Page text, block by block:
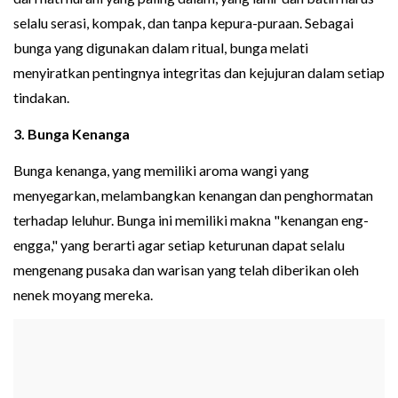
selalu serasi, kompak, dan tanpa kepura-puraan. Sebagai
bunga yang digunakan dalam ritual, bunga melati
menyiratkan pentingnya integritas dan kejujuran dalam setiap
tindakan.
3. Bunga Kenanga
Bunga kenanga, yang memiliki aroma wangi yang
menyegarkan, melambangkan kenangan dan penghormatan
terhadap leluhur. Bunga ini memiliki makna "kenangan eng-
engga," yang berarti agar setiap keturunan dapat selalu
mengenang pusaka dan warisan yang telah diberikan oleh
nenek moyang mereka.